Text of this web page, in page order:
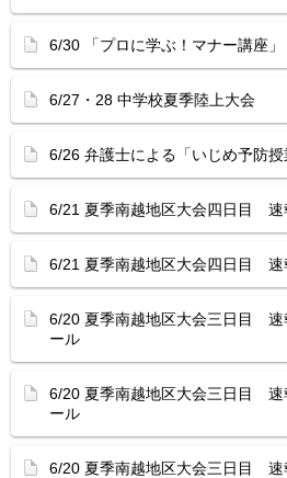
6/30 「プロに学ぶ！マナー講座」
6/27・28 中学校夏季陸上大会
6/26 弁護士による「いじめ予防授
6/21 夏季南越地区大会四日目
6/21 夏季南越地区大会四日目
6/20 夏季南越地区大会三日目
ール
6/20 夏季南越地区大会三日目
ール
6/20 夏季南越地区大会三日目